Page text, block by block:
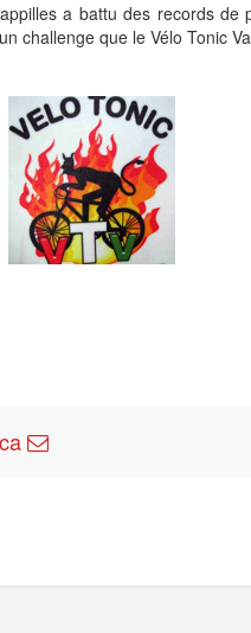
a battu des records de
challenge que le Vélo Tonic